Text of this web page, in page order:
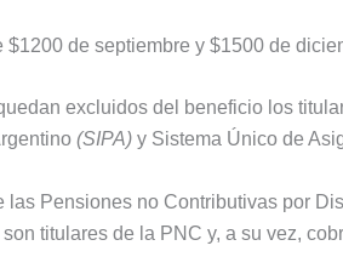
$1200 de septiembre y $1500 de
excluidos del beneficio los
(SIPA) y Sistema Único de
las Pensiones no Contributivas por
titulares de la PNC y, a su vez,